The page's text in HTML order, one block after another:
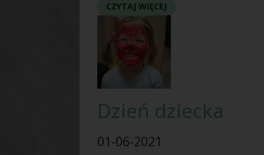
CZYTAJ WIĘCEJ
Dzień dziecka
01-06-2021